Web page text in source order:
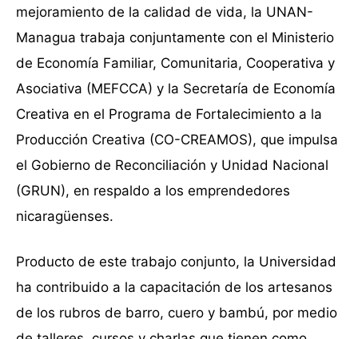
mejoramiento de la calidad de vida, la UNAN-
Managua trabaja conjuntamente con el Ministerio
de Economía Familiar, Comunitaria, Cooperativa y
Asociativa (MEFCCA) y la Secretaría de Economía
Creativa en el Programa de Fortalecimiento a la
Producción Creativa (CO-CREAMOS), que impulsa
el Gobierno de Reconciliación y Unidad Nacional
(GRUN), en respaldo a los emprendedores
nicaragüenses.
Producto de este trabajo conjunto, la Universidad
ha contribuido a la capacitación de los artesanos
de los rubros de barro, cuero y bambú, por medio